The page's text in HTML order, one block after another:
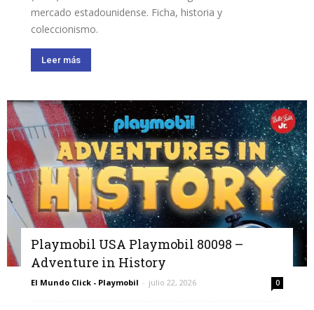
mercado estadounidense. Ficha, historia y
coleccionismo.
Leer más
Playmobil USA Playmobil 80098 –
Adventure in History
El Mundo Click - Playmobil - julio 22, 2026 0